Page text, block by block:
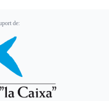
de: